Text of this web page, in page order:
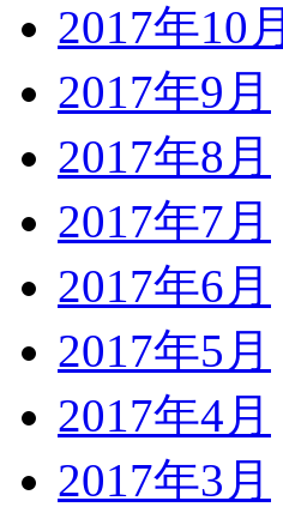
2017年10月
2017年9月
2017年8月
2017年7月
2017年6月
2017年5月
2017年4月
2017年3月